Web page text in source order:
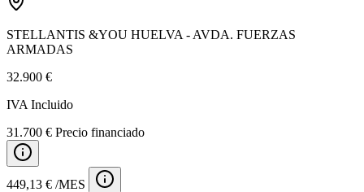
STELLANTIS &YOU HUELVA - AVDA. FUERZAS
ARMADAS
32.900 €
IVA Incluido
31.700 € Precio financiado
449,13 € /MES